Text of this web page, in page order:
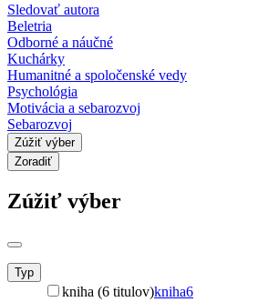
Sledovať autora
Beletria
Odborné a náučné
Kuchárky
Humanitné a spoločenské vedy
Psychológia
Motivácia a sebarozvoj
Sebarozvoj
Zúžiť výber
Zoradiť
Zúžiť výber
Typ
kniha (6 titulov)kniha6